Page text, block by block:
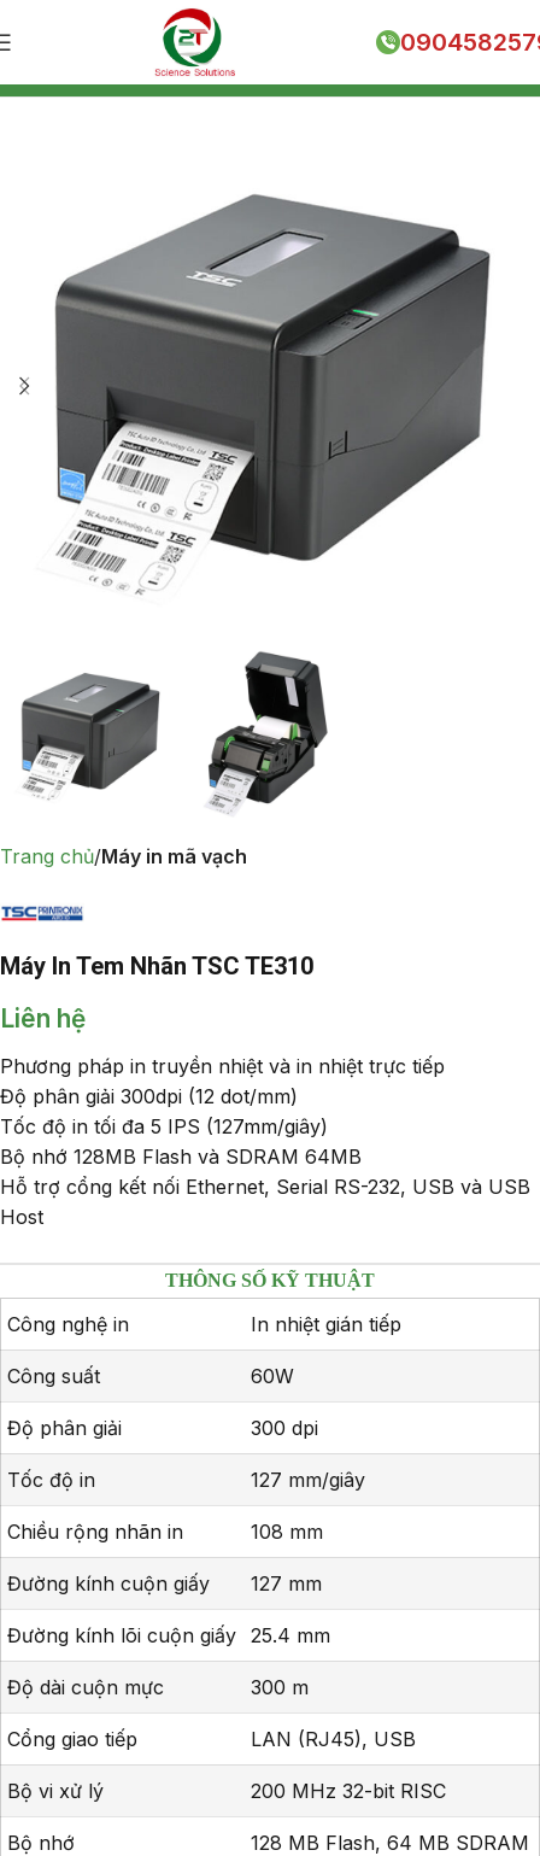
Trang chủ Máy in mã vạch
Máy In Tem Nhãn TSC TE310
Liên hệ
Phương pháp in truyền nhiệt và in nhiệt trực tiếp
Độ phân giải 300dpi (12 dot/mm)
Tốc độ in tối đa 5 IPS (127mm/giây)
Bộ nhớ 128MB Flash và SDRAM 64MB
Hỗ trợ cổng kết nối Ethernet, Serial RS-232, USB và USB
Host
THÔNG SỐ KỸ THUẬT
Công nghệ in In nhiệt gián tiếp
Công suất 60W
Độ phân giải 300 dpi
Tốc độ in 127 mm/giây
Chiều rộng nhãn in 108 mm
Đường kính cuộn giấy 127 mm
Đường kính lõi cuộn giấy 25.4 mm
Độ dài cuộn mực 300 m
Cổng giao tiếp LAN (RJ45), USB
Bộ vi xử lý 200 MHz 32-bit RISC
Bộ nhớ 128 MB Flash, 64 MB SDRAM